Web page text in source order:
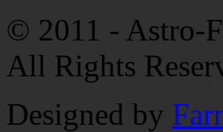
© 2011 - Astro-
All Rights
Designed by